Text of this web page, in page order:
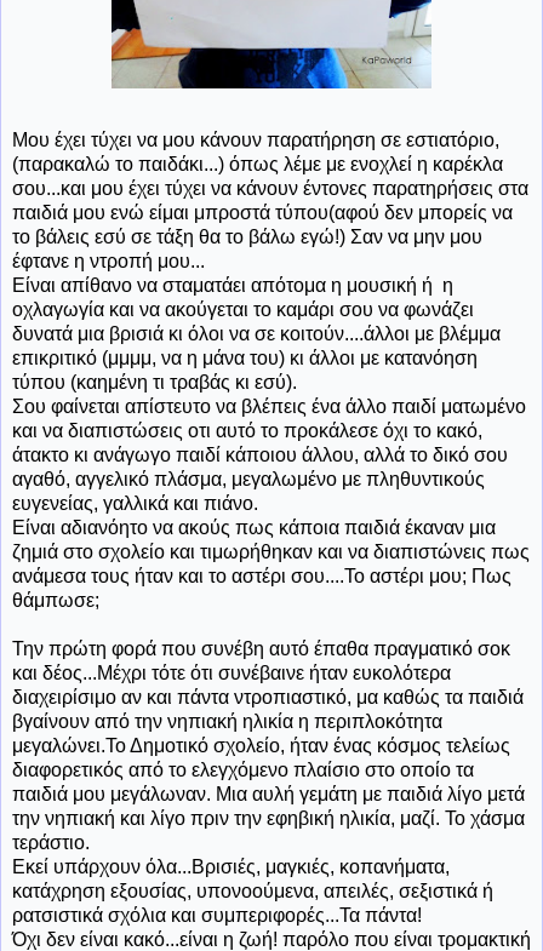
Μου έχει τύχει να μου κάνουν παρατήρηση σε εστιατόριο,
(παρακαλώ το παιδάκι...) όπως λέμε με ενοχλεί η καρέκλα
σου...και μου έχει τύχει να κάνουν έντονες παρατηρήσεις στα
παιδιά μου ενώ είμαι μπροστά τύπου(αφού δεν μπορείς να
το βάλεις εσύ σε τάξη θα το βάλω εγώ!) Σαν να μην μου
έφτανε η ντροπή μου...
Είναι απίθανο να σταματάει απότομα η μουσική ή η
οχλαγωγία και να ακούγεται το καμάρι σου να φωνάζει
δυνατά μια βρισιά κι όλοι να σε κοιτούν....άλλοι με βλέμμα
επικριτικό (μμμμ, να η μάνα του) κι άλλοι με κατανόηση
τύπου (καημένη τι τραβάς κι εσύ).
Σου φαίνεται απίστευτο να βλέπεις ένα άλλο παιδί ματωμένο
και να διαπιστώσεις οτι αυτό το προκάλεσε όχι το κακό,
άτακτο κι ανάγωγο παιδί κάποιου άλλου, αλλά το δικό σου
αγαθό, αγγελικό πλάσμα, μεγαλωμένο με πληθυντικούς
ευγενείας, γαλλικά και πιάνο.
Είναι αδιανόητο να ακούς πως κάποια παιδιά έκαναν μια
ζημιά στο σχολείο και τιμωρήθηκαν και να διαπιστώνεις πως
ανάμεσα τους ήταν και το αστέρι σου....Το αστέρι μου; Πως
θάμπωσε;
Την πρώτη φορά που συνέβη αυτό έπαθα πραγματικό σοκ
και δέος...Μέχρι τότε ότι συνέβαινε ήταν ευκολότερα
διαχειρίσιμο αν και πάντα ντροπιαστικό, μα καθώς τα παιδιά
βγαίνουν από την νηπιακή ηλικία η περιπλοκότητα
μεγαλώνει.Το Δημοτικό σχολείο, ήταν ένας κόσμος τελείως
διαφορετικός από το ελεγχόμενο πλαίσιο στο οποίο τα
παιδιά μου μεγάλωναν. Μια αυλή γεμάτη με παιδιά λίγο μετά
την νηπιακή και λίγο πριν την εφηβική ηλικία, μαζί. Το χάσμα
τεράστιο.
Εκεί υπάρχουν όλα...Βρισιές, μαγκιές, κοπανήματα,
κατάχρηση εξουσίας, υπονοούμενα, απειλές, σεξιστικά ή
ρατσιστικά σχόλια και συμπεριφορές...Τα πάντα!
Όχι δεν είναι κακό...είναι η ζωή! παρόλο που είναι τρομακτική